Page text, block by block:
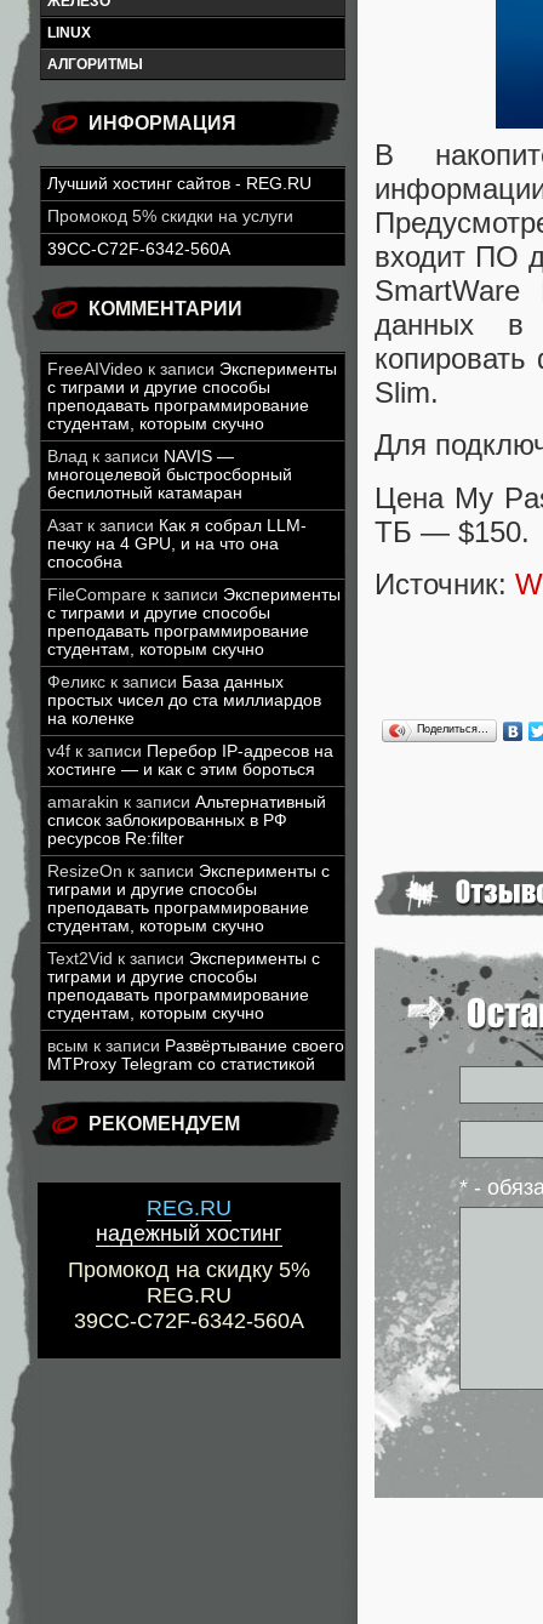
LINUX
АЛГОРИТМЫ
ИНФОРМАЦИЯ
Лучший хостинг сайтов - REG.RU
Промокод 5% скидки на услуги
39CC-C72F-6342-560A
КОММЕНТАРИИ
FreeAIVideo к записи Эксперименты
с тиграми и другие способы
преподавать программирование
студентам, которым скучно
Влад к записи NAVIS —
многоцелевой быстросборный
беспилотный катамаран
Азатк записи Как я собрал LLM-
печку на 4 GPU, и на что она
способна
FileCompare к записи Эксперименты
с тиграми и другие способы
преподавать программирование
студентам, которым скучно
Феликс к записи База данных
простых чисел до ста миллиардов
на коленке
v4f к записи Перебор IP-адресов на
хостинге — и как с этим бороться
amarakin к записи Альтернативный
список заблокированных в РФ
ресурсов Re:filter
ResizeOn к записи Эксперименты с
тиграми и другие способы
преподавать программирование
студентам, которым скучно
Text2Vid к записи Эксперименты с
тиграми и другие способы
преподавать программирование
студентам, которым скучно
всым к записи Развёртывание своего
MTProxy Telegram со статистикой
РЕКОМЕНДУЕМ
REG.RU
надежный хостинг
Промокод на скидку 5%
REG.RU
39CC-C72F-6342-560A
В
входит ПО
SmartWare
данных в
Slim.
Для
Цена My
ТБ — $150.
Источник:
Поделиться…
* -